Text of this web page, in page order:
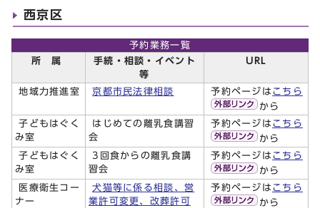
西京区
予約業務一覧
所 属
手続・相談・イベント
等
URL
地域力推進室 京都市民法律相談 予約ページは こちら
から
子どもはぐく
み室
はじめての離乳食講習
会
予約ページは こちら
から
子どもはぐく
み室
3回食からの離乳食講
習会
予約ページは こちら
から
医療衛生コー
ナー
犬猫等に係る相談、営
業許可変更、改葬許可
予約ページは こちら
から